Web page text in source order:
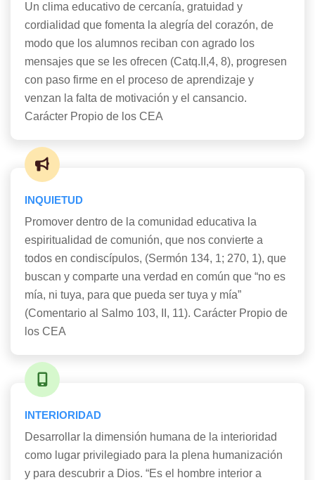
Un clima educativo de cercanía, gratuidad y
cordialidad que fomenta la alegría del corazón, de
modo que los alumnos reciban con agrado los
mensajes que se les ofrecen (Catq.II,4, 8), progresen
con paso firme en el proceso de aprendizaje y
venzan la falta de motivación y el cansancio.
Carácter Propio de los CEA
INQUIETUD
Promover dentro de la comunidad educativa la
espiritualidad de comunión, que nos convierte a
todos en condiscípulos, (Sermón 134, 1; 270, 1), que
buscan y comparte una verdad en común que “no es
mía, ni tuya, para que pueda ser tuya y mía”
(Comentario al Salmo 103, II, 11). Carácter Propio de
los CEA
INTERIORIDAD
Desarrollar la dimensión humana de la interioridad
como lugar privilegiado para la plena humanización
y para descubrir a Dios. “Es el hombre interior a